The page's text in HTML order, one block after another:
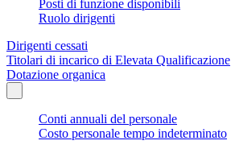
Posti di funzione disponibili
Ruolo dirigenti
Dirigenti cessati
Titolari di incarico di Elevata Qualificazione
Dotazione organica
Conti annuali del personale
Costo personale tempo indeterminato